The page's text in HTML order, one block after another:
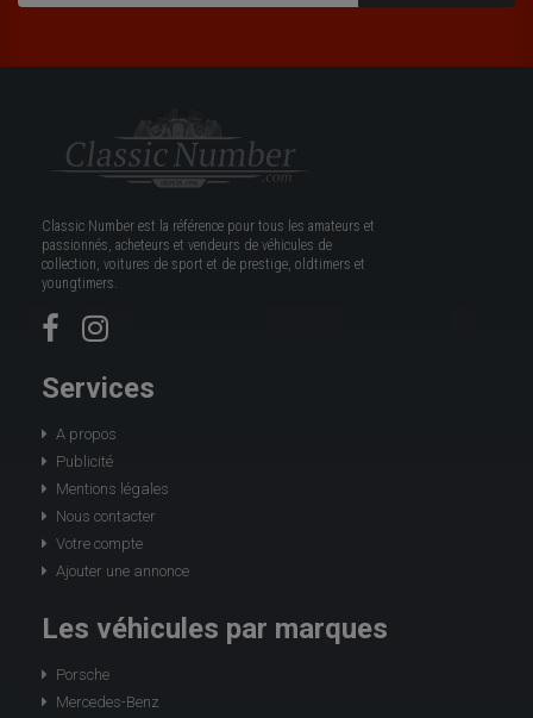
Classic Number est la référence pour tous les amateurs et
passionnés, acheteurs et vendeurs de véhicules de
collection, voitures de sport et de prestige, oldtimers et
youngtimers.
Services
A propos
Publicité
Mentions légales
Nous contacter
Votre compte
Ajouter une annonce
Les véhicules par marques
Porsche
Mercedes-Benz